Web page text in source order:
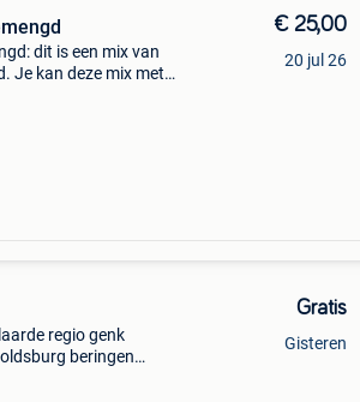
dit is een mix van
Je kan deze mix met
€ 25,00
20 jul 26
regio genk
beringen
Gratis
Gisteren